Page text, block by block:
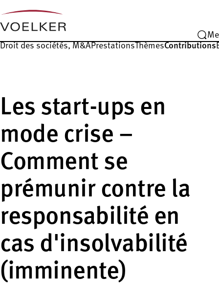
Droit des sociétés, M&APrestationsThèmesContributions
Les start-ups en
mode crise –
Comment se
prémunir contre la
responsabilité en
cas d'insolvabilité
(imminente)